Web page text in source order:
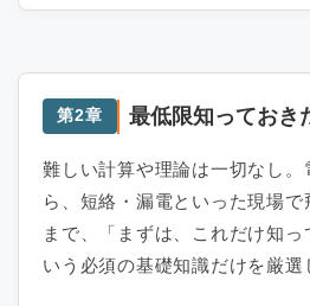
第2章 最低限知っておき
難しい計算や理論は一切なし
ら、短絡・漏電といった現場
まで、「まずは、これだけ知っ
いう必須の基礎知識だけを厳選